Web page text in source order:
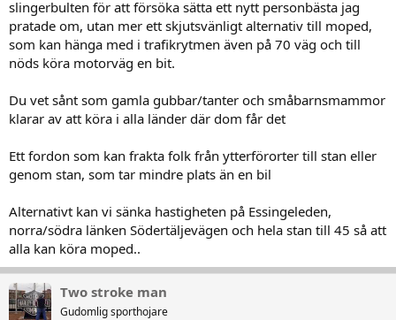
slingerbulten för att försöka sätta ett nytt personbästa jag
pratade om, utan mer ett skjutsvänligt alternativ till moped,
som kan hänga med i trafikrytmen även på 70 väg och till
nöds köra motorväg en bit.
Du vet sånt som gamla gubbar/tanter och småbarnsmammor
klarar av att köra i alla länder där dom får det
Ett fordon som kan frakta folk från ytterförorter till stan eller
genom stan, som tar mindre plats än en bil
Alternativt kan vi sänka hastigheten på Essingeleden,
norra/södra länken Södertäljevägen och hela stan till 45 så att
alla kan köra moped..
Two stroke man
Gudomlig sporthojare